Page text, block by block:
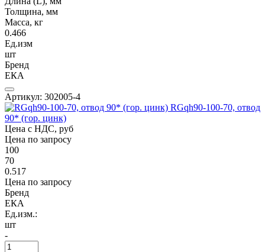
Толщина, мм
Масса, кг
0.466
Ед.изм
шт
Бренд
ЕКА
Артикул: 302005-4
RGqh90-100-70, отвод
90* (гор. цинк)
Цена с НДС, руб
Цена по запросу
100
70
0.517
Цена по запросу
Бренд
ЕКА
Ед.изм.:
шт
-